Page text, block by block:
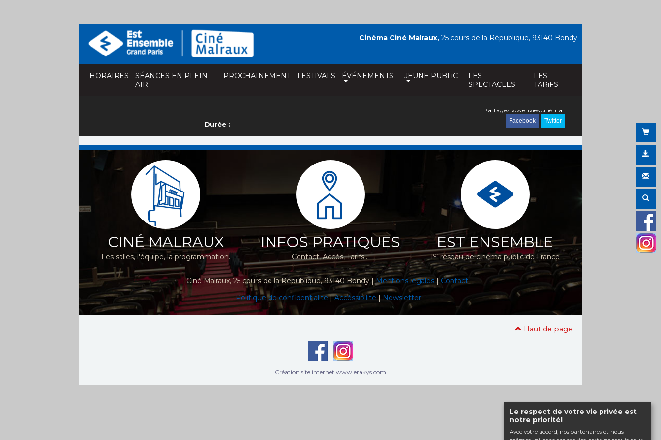
Le respect de votre vie privée est
notre priorité!
Avec votre accord, nos partenaires et nous-
HORAIRES
SÉANCES EN PLEIN
AIR
PROCHAINEMENT FESTIVALS ÉVÉNEMENTS JEUNE PUBLiC
LES
SPECTACLES
LES
TARiFS
Cinéma Ciné Malraux, 25 cours de la République, 93140 Bondy
Durée :
Partagez vos envies cinéma :
Facebook Twitter
CINÉ MALRAUX
Les salles, l'équipe, la programmation.
INFOS PRATIQUES
Contact, Accès, Tarifs...
EST ENSEMBLE
1erréseau de cinéma public de France
Ciné Malraux, 25 cours de la République, 93140 Bondy |Mentions légales| Contact
Politique de confidentialité|Accéssibilité | Newsletter
Haut de page
Création site internet www.erakys.com